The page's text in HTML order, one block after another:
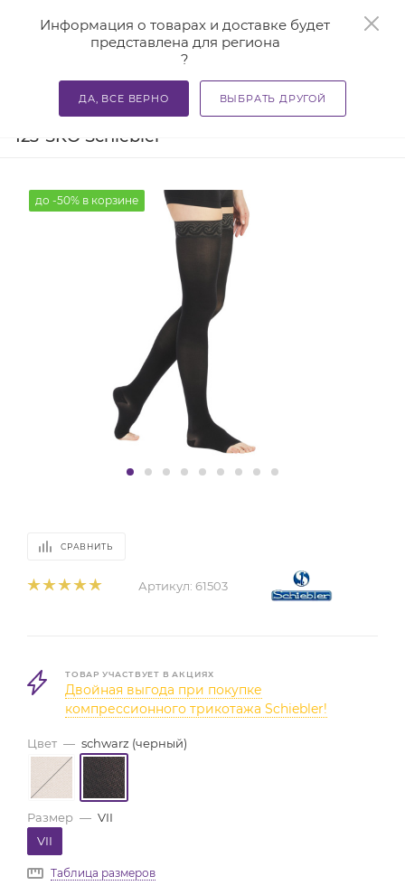
Информация о товарах и доставке будет
представлена для региона
?
ДА, ВСЕ ВЕРНО ВЫБРАТЬ ДРУГОЙ
Главная — Каталог — Компрессионный трикотаж
Антиварикозные чулки Venex CCL1 S-
123-SKO Schiebler
до -50% в корзине
СРАВНИТЬ
Артикул: 61503
ТОВАР УЧАСТВУЕТ В АКЦИЯХ
Двойная выгода при покупке
компрессионного трикотажа Schiebler!
Цвет — schwarz (черный)
Размер — VII
VII
Таблица размеров